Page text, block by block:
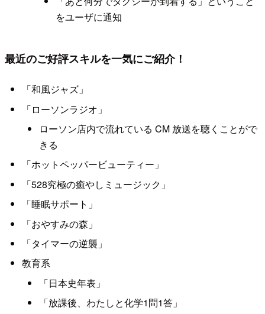
をユーザに通知
最近のご好評スキルを一気にご紹介！
「和風ジャズ」
「ローソンラジオ」
ローソン店内で流れている CM 放送を聴くことがで
きる
「ホットペッパービューティー」
「528究極の癒やしミュージック」
「睡眠サポート」
「おやすみの森」
「タイマーの逆襲」
教育系
「日本史年表」
「放課後、わたしと化学1問1答」